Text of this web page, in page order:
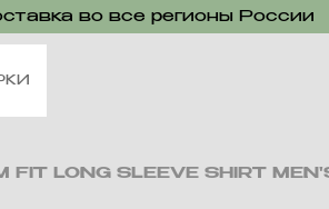
во все регионы России
FIT LONG SLEEVE SHIRT